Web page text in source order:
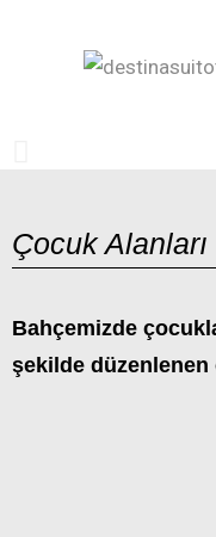
Çocuk Alanları
Bahçemizde
şekilde düzenlenen